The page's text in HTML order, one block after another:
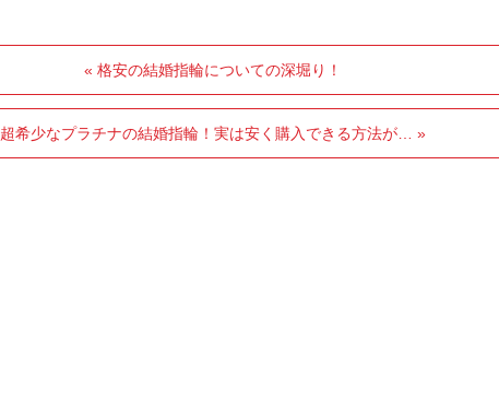
« 格安の結婚指輪についての深堀り！
超希少なプラチナの結婚指輪！実は安く購入できる方法が… »